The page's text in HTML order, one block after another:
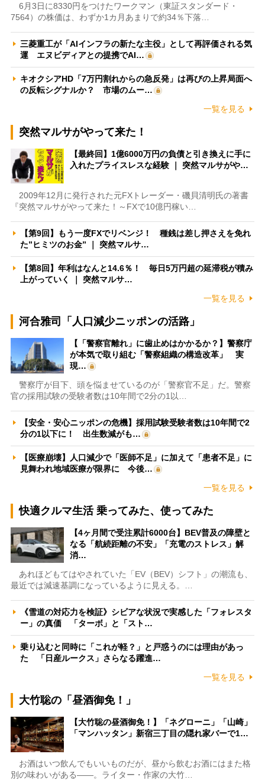
6月3日に8330円をつけたワークマン（東証スタンダード・
7564）の株価は、わずか1カ月あまりで約34％下落…
三菱重工が「AIインフラの新たな主役」として再評価される気
運 エヌビディアとの提携でAI…
キオクシアHD「7万円割れからの急反発」は再びの上昇局面へ
の反転シグナルか？ 市場のムー…
一覧を見る
突然マルサがやって来た！
【最終回】1億6000万円の負債と引き換えに手に
入れたプライスレスな経験 ｜ 突然マルサがや…
2009年12月に発行された元FXトレーダー・磯貝清明氏の著書
『突然マルサがやって来た！～FXで10億円稼い…
【第9回】もう一度FXでリベンジ！ 種銭は差し押さえを免れ
た”ヒミツのお金” ｜ 突然マルサ…
【第8回】年利はなんと14.6％！ 毎日5万円超の延滞税が積み
上がっていく ｜ 突然マルサ…
一覧を見る
河合雅司「人口減少ニッポンの活路」
【「警察官離れ」に歯止めはかかるか？】警察庁
が本気で取り組む「警察組織の構造改革」 実
現…
警察庁が目下、頭を悩ませているのが「警察官不足」だ。警察
官の採用試験の受験者数は10年間で2分の1以…
【安全・安心ニッポンの危機】採用試験受験者数は10年間で2
分の1以下に！ 出生数減がも…
【医療崩壊】人口減少で「医師不足」に加えて「患者不足」に
見舞われ地域医療が限界に 今後…
一覧を見る
快適クルマ生活 乗ってみた、使ってみた
【4ヶ月間で受注累計6000台】BEV普及の障壁と
なる「航続距離の不安」「充電のストレス」解
消…
あれほどもてはやされていた「EV（BEV）シフト」の潮流も、
最近では減速基調になっているように見える。…
《雪道の対応力を検証》シビアな状況で実感した「フォレスタ
ー」の真価 「ターボ」と「スト…
乗り込むと同時に「これが軽？」と戸惑うのには理由があっ
た 「日産ルークス」さらなる躍進…
一覧を見る
大竹聡の「昼酒御免！」
【大竹聡の昼酒御免！】「ネグローニ」「山崎」
「マンハッタン」新宿三丁目の隠れ家バーで1…
お酒はいつ飲んでもいいものだが、昼から飲むお酒にはまた格
別の味わいがある――。ライター・作家の大竹…